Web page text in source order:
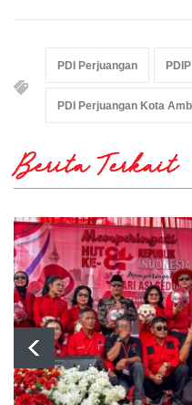
PDI Perjuangan PDIP
PDI Perjuangan Kota
Berita Terkait